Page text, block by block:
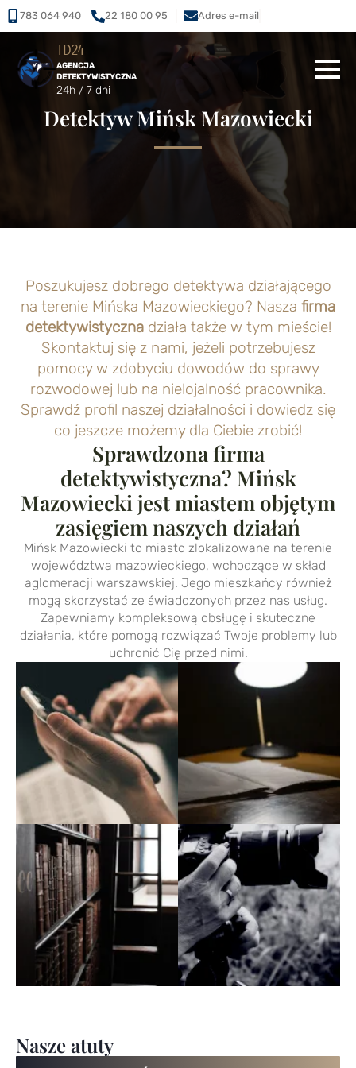
783 064 940 22 180 00 95 Adres e-mail
TD24
AGENCJA
DETEKTYWISTYCZNA
24h / 7 dni
Detektyw Mińsk Mazowiecki
Poszukujesz dobrego detektywa działającego
na terenie Mińska Mazowieckiego? Nasza firma
detektywistycznadziała także w tym mieście!
Skontaktuj się z nami, jeżeli potrzebujesz
pomocy w zdobyciu dowodów do sprawy
rozwodowej lub na nielojalność pracownika.
Sprawdź profil naszej działalności i dowiedz się
co jeszcze możemy dla Ciebie zrobić!
Sprawdzona firma
detektywistyczna? Mińsk
Mazowiecki jest miastem objętym
zasięgiem naszych działań
Mińsk Mazowiecki to miasto zlokalizowane na terenie
województwa mazowieckiego, wchodzące w skład
aglomeracji warszawskiej. Jego mieszkańcy również
mogą skorzystać ze świadczonych przez nas usług.
Zapewniamy kompleksową obsługę i skuteczne
działania, które pomogą rozwiązać Twoje problemy lub
uchronić Cię przed nimi.
Nasze atuty